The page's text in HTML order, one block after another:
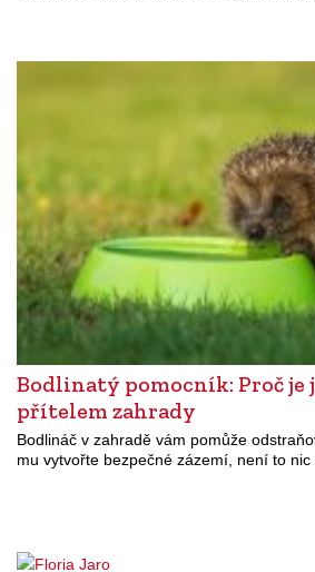
Bodlinatý pomocník: Proč je
přítelem zahrady
Bodlináč v zahradě vám pomůže
mu vytvořte bezpečné zázemí, není to nic